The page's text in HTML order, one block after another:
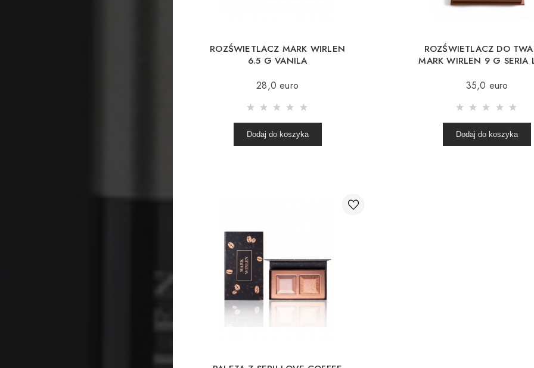
ROZŚWIETLACZ MARK WIRLEN
6.5 G VANILA
28,0 euro
Dodaj do koszyka
ROZŚWIETLACZ DO
MARK WIRLEN 9 G SERIA
35,0 euro
Dodaj do koszyka